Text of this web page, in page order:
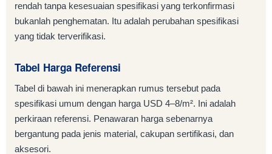
rendah tanpa kesesuaian spesifikasi yang terkonfirmasi
bukanlah penghematan. Itu adalah perubahan spesifikasi
yang tidak terverifikasi.
Tabel Harga Referensi
Tabel di bawah ini menerapkan rumus tersebut pada
spesifikasi umum dengan harga USD 4–8/m². Ini adalah
perkiraan referensi. Penawaran harga sebenarnya
bergantung pada jenis material, cakupan sertifikasi, dan
aksesori.